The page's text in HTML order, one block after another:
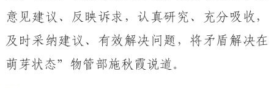
意见建议、反映诉求，认真研究、充分吸收，
及时采纳建议、有效解决问题，将矛盾解决在
萌芽状态”物管部施秋霞说道。